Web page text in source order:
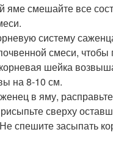
яме смешайте все
систему
смеси, чтобы
шейка
на 8-10 см.
в яму,
сверху
спешите засыпать